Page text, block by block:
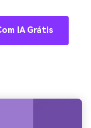
IA Grátis